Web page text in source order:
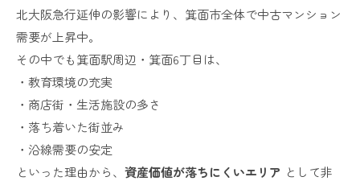
北大阪急行延伸の影響により、箕面市全体で中古マンション
需要が上昇中。
その中でも箕面駅周辺・箕面6丁目は、
・教育環境の充実
・商店街・生活施設の多さ
・落ち着いた街並み
・沿線需要の安定
といった理由から、 資産価値が落ちにくいエリア として非